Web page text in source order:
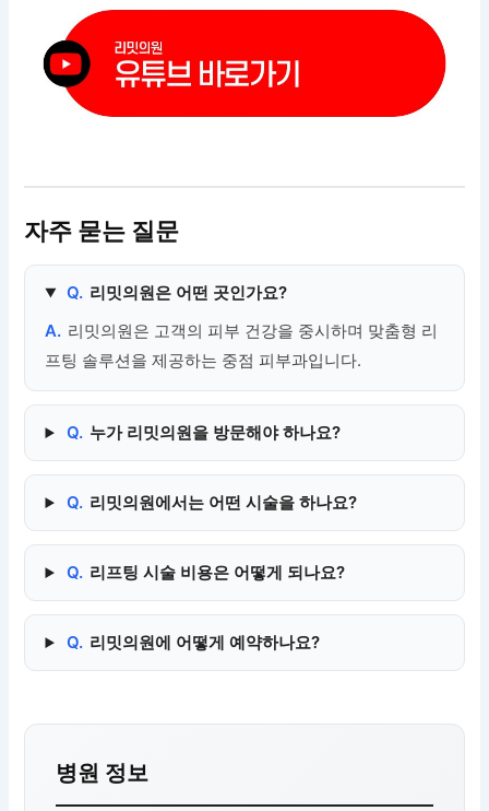
자주 묻는 질문
Q. 리밋의원은 어떤 곳인가요?
A. 리밋의원은 고객의 피부 건강을 중시하며 맞춤형 리
프팅 솔루션을 제공하는 중점 피부과입니다.
Q. 누가 리밋의원을 방문해야 하나요?
Q. 리밋의원에서는 어떤 시술을 하나요?
Q. 리프팅 시술 비용은 어떻게 되나요?
Q. 리밋의원에 어떻게 예약하나요?
병원 정보